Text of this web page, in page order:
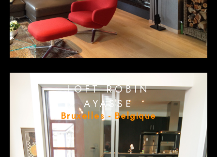
LOFT ROBIN
AYASSE
Bruxelles - Belgique